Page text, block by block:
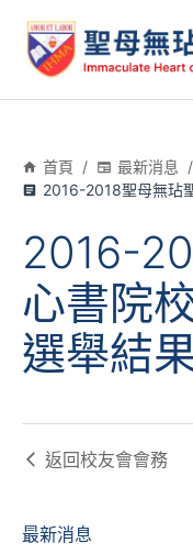
首頁 / 最新消息 /
2016-2018聖母無玷
2016-
心書院
選舉結
返回校友會會務
最新消息